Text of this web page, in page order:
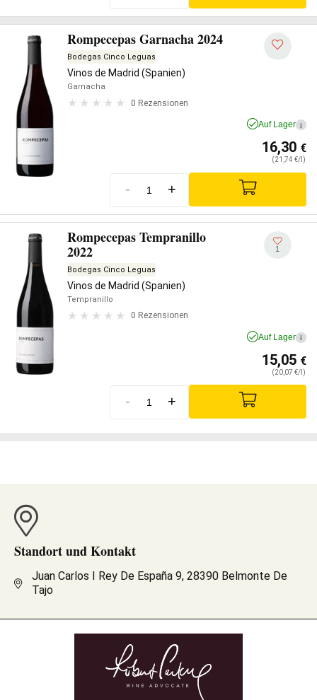
Rompecepas Garnacha 2024
Bodegas Cinco Leguas
Vinos de Madrid (Spanien)
Garnacha
0 Rezensionen
Auf Lager i
16,30 €
(21,74 €/l)
- +
Rompecepas Tempranillo
2022
Bodegas Cinco Leguas
Vinos de Madrid (Spanien)
Tempranillo
0 Rezensionen
1
Auf Lager i
15,05 €
(20,07 €/l)
- +
Standort und Kontakt
Juan Carlos I Rey De España 9, 28390 Belmonte De
Tajo